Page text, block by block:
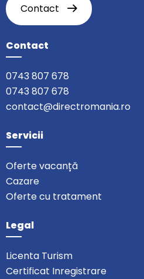
Contact
Contact
0743 807 678
0743 807 678
contact@directromania.ro
Servicii
Oferte vacanță
Cazare
Oferte cu tratament
Legal
Licenta Turism
Certificat Inregistrare